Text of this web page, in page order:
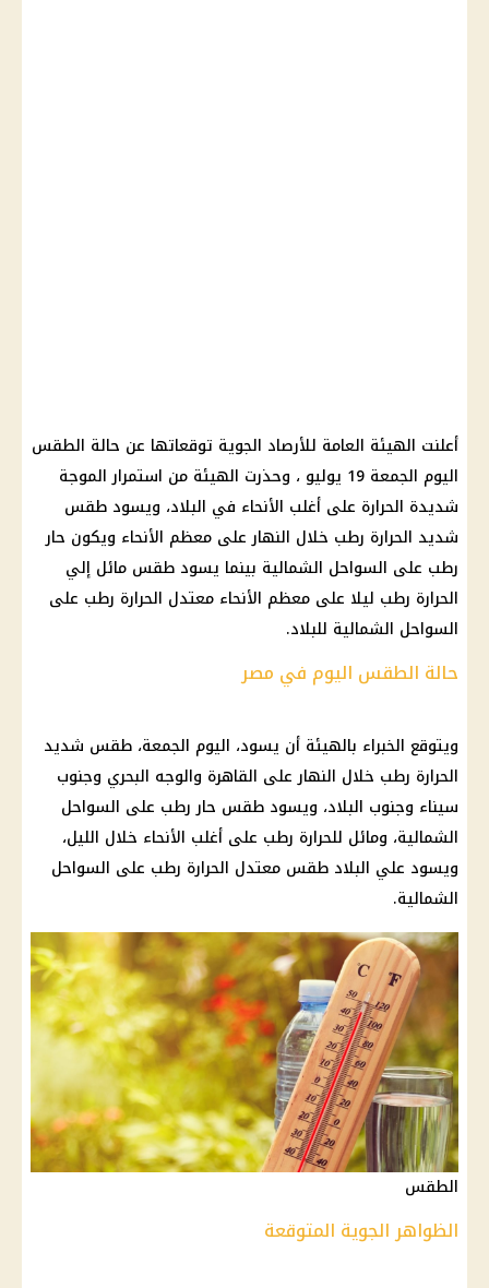
أعلنت الهيئة العامة للأرصاد الجوية توقعاتها عن حالة الطقس
اليوم الجمعة 19 يوليو ، وحذرت الهيئة من استمرار
الموجة
شديدة الحرارة على أغلب الأنحاء في البلاد، ويسود طقس
شديد الحرارة رطب خلال النهار على معظم الأنحاء ويكون حار
رطب على السواحل الشمالية بينما يسود طقس مائل إلي
الحرارة رطب ليلا على معظم الأنحاء معتدل الحرارة رطب على
السواحل الشمالية للبلاد.
حالة الطقس اليوم في مصر
ويتوقع الخبراء بالهيئة أن يسود، اليوم الجمعة، طقس شديد
الحرارة رطب خلال النهار على القاهرة والوجه البحري وجنوب
سيناء وجنوب البلاد، ويسود طقس حاررطب على السواحل
الشمالية، ومائل للحرارة رطب على أغلب الأنحاء خلال الليل،
ويسود علي البلاد طقس معتدل الحرارة رطب على السواحل
الشمالية.
الطقس
الظواهر الجوية المتوقعة